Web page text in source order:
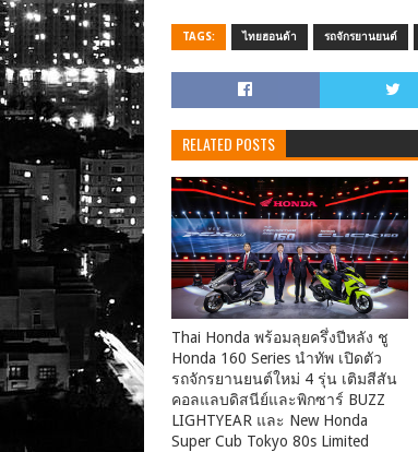
TAGS: ไทยฮอนด้า รถจักรยานยนต์
RELATED POSTS
Thai Honda พร้อมลุยครึ่งปีหลัง ชู
Honda 160 Series นำทัพ เปิดตัว
รถจักรยานยนต์ใหม่ 4 รุ่น เติมสีสัน
คอลแลบดิสนีย์และพิกซาร์ BUZZ
LIGHTYEAR และ New Honda
Super Cub Tokyo 80s Limited